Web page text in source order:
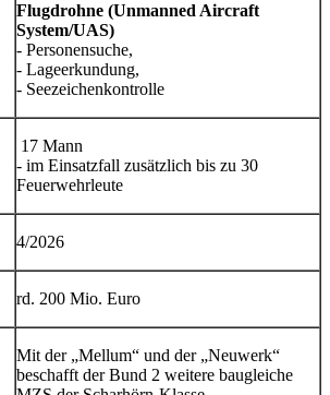
Flugdrohne (Unmanned Aircraft
System/UAS)
- Personensuche,
- Lageerkundung,
- Seezeichenkontrolle
17 Mann
- im Einsatzfall zusätzlich bis zu 30
Feuerwehrleute
4/2026
rd. 200 Mio. Euro
Mit der „Mellum“ und der „Neuwerk“
beschafft der Bund 2 weitere baugleiche